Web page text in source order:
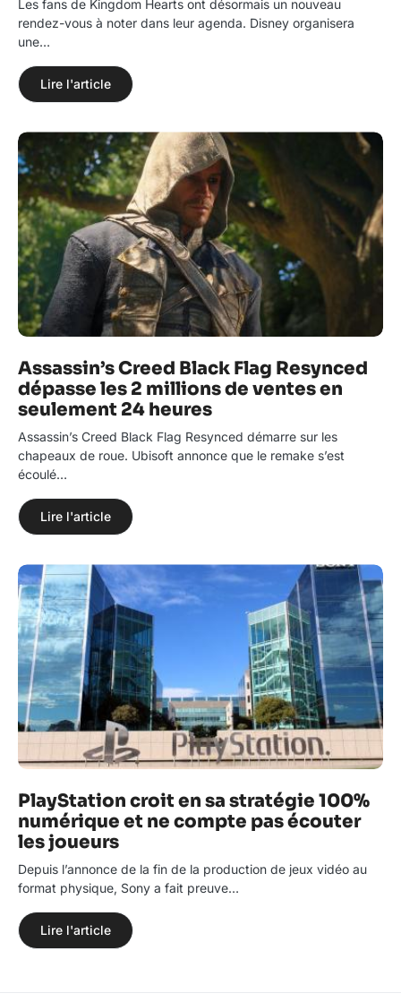
Les fans de Kingdom Hearts ont désormais un nouveau
rendez-vous à noter dans leur agenda. Disney organisera
une…
Lire l'article
Assassin’s Creed Black Flag Resynced
dépasse les 2 millions de ventes en
seulement 24 heures
Assassin’s Creed Black Flag Resynced démarre sur les
chapeaux de roue. Ubisoft annonce que le remake s’est
écoulé…
Lire l'article
PlayStation croit en sa stratégie 100%
numérique et ne compte pas écouter
les joueurs
Depuis l’annonce de la fin de la production de jeux vidéo au
format physique, Sony a fait preuve…
Lire l'article